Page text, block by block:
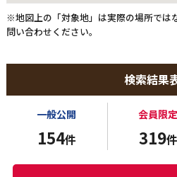
※地図上の「対象地」は実際の場所では
問い合わせください。
検索結果
一般公開
154件
会員限定
319件